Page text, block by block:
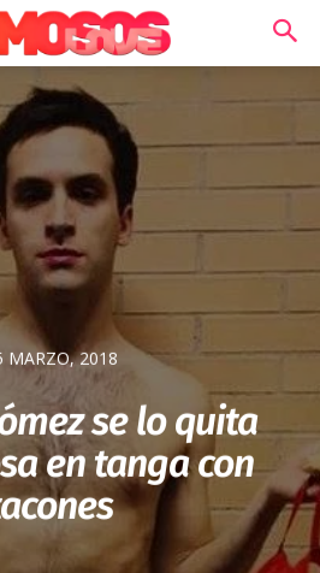
MARZO, 2018
se lo quita
en tanga con